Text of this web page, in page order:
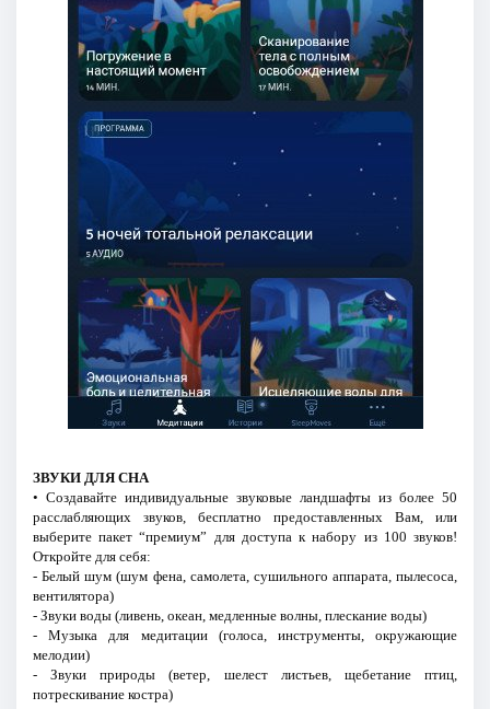
ЗВУКИ ДЛЯ СНА
• Создавайте индивидуальные звуковые ландшафты из более 50
расслабляющих звуков, бесплатно предоставленных Вам, или
выберите пакет “премиум” для доступа к набору из 100 звуков!
Откройте для себя:
- Белый шум (шум фена, самолета, сушильного аппарата, пылесоса,
вентилятора)
- Звуки воды (ливень, океан, медленные волны, плескание воды)
- Музыка для медитации (голоса, инструменты, окружающие
мелодии)
- Звуки природы (ветер, шелест листьев, щебетание птиц,
потрескивание костра)